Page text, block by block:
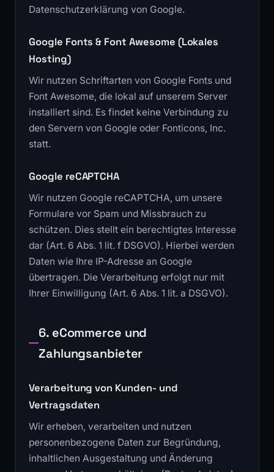
Datenschutzerklärung von Google.
Google Fonts & Font Awesome (Lokales
Hosting)
Wir nutzen Schriftarten von Google Fonts und
Font Awesome, die lokal auf unserem Server
installiert sind. Es findet keine Verbindung zu
den Servern von Google oder Fonticons, Inc.
statt.
Google reCAPTCHA
Wir nutzen Google reCAPTCHA, um unsere
Formulare vor Spam und Missbrauch zu
schützen. Dies stellt ein berechtigtes Interesse
dar (Art. 6 Abs. 1 lit. f DSGVO). Hierbei werden
Daten wie Ihre IP-Adresse an Google
übertragen. Die Verarbeitung erfolgt nur mit
Ihrer Einwilligung (Art. 6 Abs. 1 lit. a DSGVO).
6. eCommerce und
Zahlungsanbieter
Verarbeitung von Kunden- und
Vertragsdaten
Wir erheben, verarbeiten und nutzen
personenbezogene Daten zur Begründung,
inhaltlichen Ausgestaltung und Änderung